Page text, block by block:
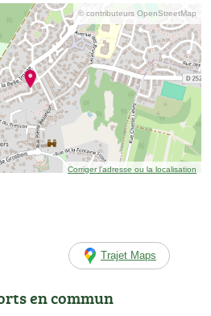
© contributeurs OpenStreetMap
Corriger l’adresse ou la localisation
Trajet Maps
en commun